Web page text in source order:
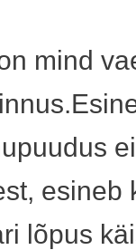
mind
esineb
lõpus